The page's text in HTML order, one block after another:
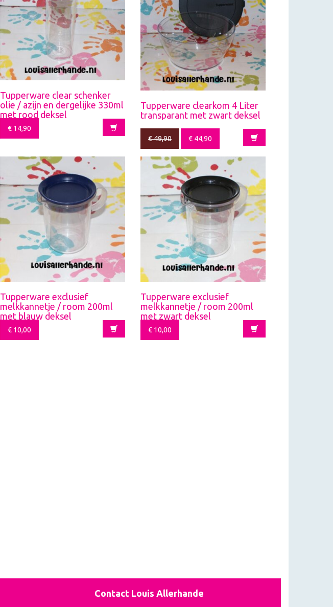
Tupperware clear schenker
olie / azijn en dergelijke 330ml
met rood deksel
€14,90
Tupperware clearkom 4 Liter
transparant met zwart deksel
€49,90 €44,90
Tupperware exclusief
melkkannetje / room 200ml
met blauw deksel
€10,00
Tupperware exclusief
melkkannetje / room 200ml
met zwart deksel
€10,00
Contact Louis Allerhande